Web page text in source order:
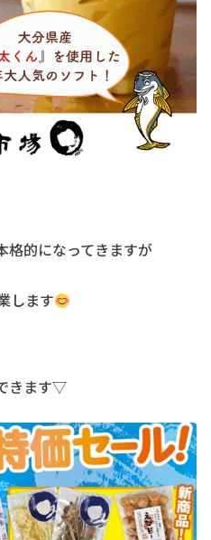
格的になってきますが
します
きます▽